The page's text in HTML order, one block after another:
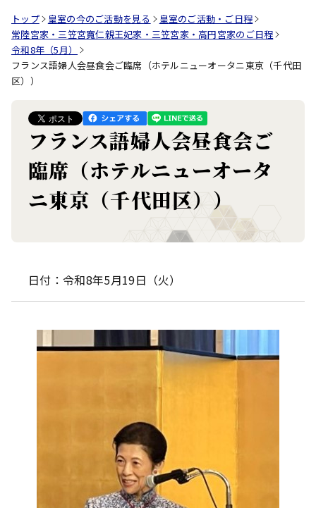
トップ 皇室の今のご活動を見る
皇室のご活動・ご日程
常陸宮家・三笠宮寬仁親王妃家・三笠宮家・高円宮家のご日程
令和8年（5月）
フランス語婦人会昼食会ご臨席（ホテルニューオータニ東京（千代田
区））
フランス語婦人会昼食会ご
臨席（ホテルニューオータ
ニ東京（千代田区））
日付：令和8年5月19日（火）